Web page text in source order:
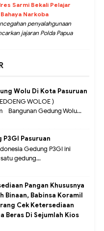
Sarmi Bekali Pelajar
Narkoba
penyalahgunaan
jajaran Polda Papua
Wolu Di Kota Pasuruan
WOLOE )
- Bangunan Gedung Wolu...
P3GI Pasuruan
Gedung P3GI ini
gedung...
Pangan Khususnya
Binaan, Babinsa Koramil
Cek Ketersediaan
Beras Di Sejumlah Kios